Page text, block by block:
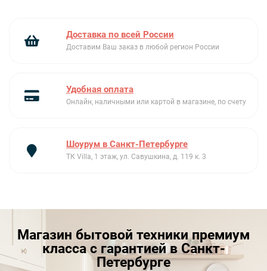
Ключевые преимущества:
Скругление углов
Доставка по всей России
Доставим Ваш заказ в любой регион России
Удобная оплата
Онлайн, наличными или картой в магазине, по счету
Шоурум в Санкт-Петербурге
ТК Villa, 1 этаж, ул. Савушкина, д. 119 к. 3
Магазин бытовой техники премиум
класса с гарантией в Санкт-
Петербурге